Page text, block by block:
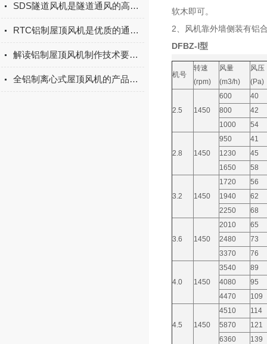
SDS隧道风机是隧道通风的高效解决方案
RTC铝制屋顶风机是优质的通风解决方案
解读铝制屋顶风机制作技术要求和调试
全铝制离心式屋顶风机的产品特色
软木即可。
2、风机靠外墙侧装有铝
DFBZ-Ⅰ型
机号
转速
(rpm)
风量
(m3/h)
风压
(Pa)
2.5 1450
600
40
800
42
1000
54
2.8 1450
950
41
1230
45
1650
58
3.2 1450
1720
56
1940
62
2250
68
3.6 1450
2010
65
2480
73
3370
76
4.0 1450
3540
89
4080
95
4470
109
4.5 1450
4510
114
5870
121
6360
139